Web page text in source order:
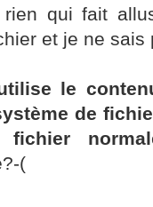
qui fait
et je ne sais
le
de
fichier normal
(